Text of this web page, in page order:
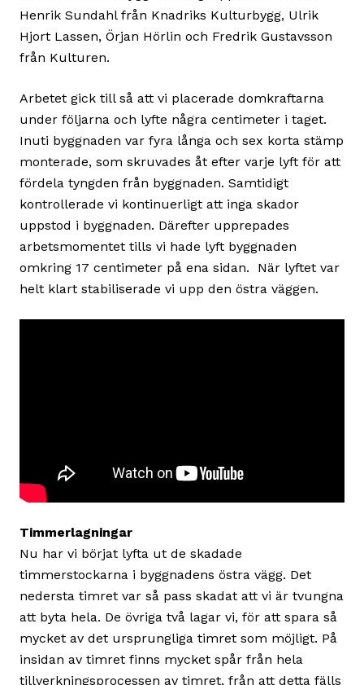
Henrik Sundahl från Knadriks Kulturbygg, Ulrik
Hjort Lassen, Örjan Hörlin och Fredrik Gustavsson
från Kulturen.
Arbetet gick till så att vi placerade domkraftarna
under följarna och lyfte några centimeter i taget.
Inuti byggnaden var fyra långa och sex korta stämp
monterade, som skruvades åt efter varje lyft för att
fördela tyngden från byggnaden. Samtidigt
kontrollerade vi kontinuerligt att inga skador
uppstod i byggnaden. Därefter upprepades
arbetsmomentet tills vi hade lyft byggnaden
omkring 17 centimeter på ena sidan. När lyftet var
helt klart stabiliserade vi upp den östra väggen.
Timmerlagningar
Nu har vi börjat lyfta ut de skadade
timmerstockarna i byggnadens östra vägg. Det
nedersta timret var så pass skadat att vi är tvungna
att byta hela. De övriga två lagar vi, för att spara så
mycket av det ursprungliga timret som möjligt. På
insidan av timret finns mycket spår från hela
tillverkningsprocessen av timret, från att detta fälls